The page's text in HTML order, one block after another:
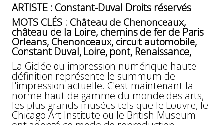
ARTISTE : Constant-Duval Droits réservés
MOTS CLÉS : Château de Chenonceaux,
château de la Loire, chemins de fer de Paris
Orleans, Chenonceaux, circuit automobile,
Constant Duval, Loire, pont, Renaissance,
La Giclée ou impression numérique haute
définition représente le summum de
l'impression actuelle. C'est maintenant la
norme haut de gamme du monde des arts,
les plus grands musées tels que le Louvre, le
Chicago Art Institute ou le British Museum